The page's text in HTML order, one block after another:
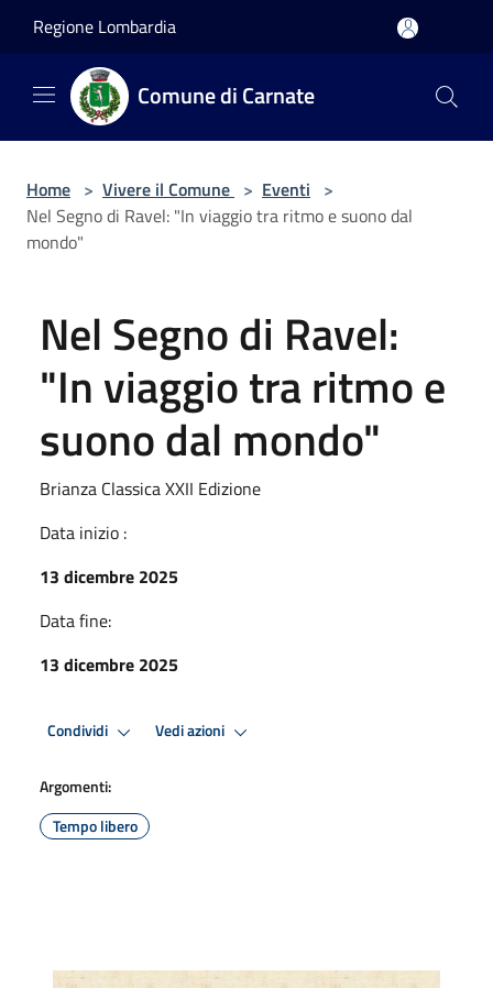
Regione Lombardia
Comune di Carnate
Home > Vivere il Comune > Eventi >
Nel Segno di Ravel: "In viaggio tra ritmo e suono dal
mondo"
Nel Segno di Ravel:
"In viaggio tra ritmo e
suono dal mondo"
Brianza Classica XXII Edizione
Data inizio :
13 dicembre 2025
Data fine:
13 dicembre 2025
Condividi Vedi azioni
Argomenti:
Tempo libero